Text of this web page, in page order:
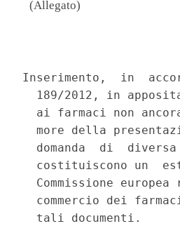
(Allegato)
Inserimento,  in
189/2012, in
ai farmaci non
more della
domanda  di
costituiscono un
Commissione europea
commercio dei
  tali documenti.